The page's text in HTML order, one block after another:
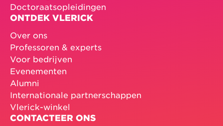
Doctoraatsopleidingen
ONTDEK VLERICK
Over ons
Professoren & experts
Voor bedrijven
Evenementen
Alumni
Internationale partnerschappen
Vlerick-winkel
CONTACTEER ONS